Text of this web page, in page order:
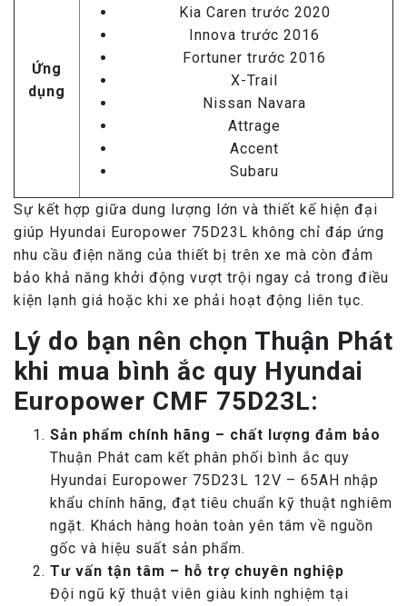
Ứng
dụng
Kia Caren trước 2020
Innova trước 2016
Fortuner trước 2016
X-Trail
Nissan Navara
Attrage
Accent
Subaru
Sự kết hợp giữa dung lượng lớn và thiết kế hiện đại
giúp Hyundai Europower 75D23L không chỉ đáp ứng
nhu cầu điện năng của thiết bị trên xe mà còn đảm
bảo khả năng khởi động vượt trội ngay cả trong điều
kiện lạnh giá hoặc khi xe phải hoạt động liên tục.
Lý do bạn nên chọn Thuận Phát
khi mua bình ắc quy Hyundai
Europower CMF 75D23L:
Sản phẩm chính hãng – chất lượng đảm bảo
Thuận Phát cam kết phân phối bình ắc quy
Hyundai Europower 75D23L 12V – 65AH nhập
khẩu chính hãng, đạt tiêu chuẩn kỹ thuật nghiêm
ngặt. Khách hàng hoàn toàn yên tâm về nguồn
gốc và hiệu suất sản phẩm.
Tư vấn tận tâm – hỗ trợ chuyên nghiệp
Đội ngũ kỹ thuật viên giàu kinh nghiệm tại